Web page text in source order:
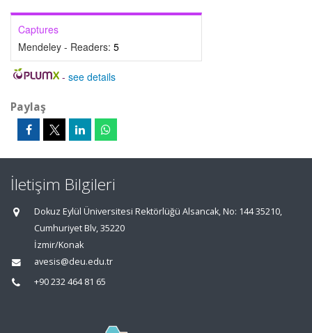
Captures
Mendeley - Readers: 5
- see details
Paylaş
İletişim Bilgileri
Dokuz Eylül Üniversitesi Rektörlüğü Alsancak, No: 144 35210,
Cumhuriyet Blv, 35220
İzmir/Konak
avesis@deu.edu.tr
+90 232 464 81 65